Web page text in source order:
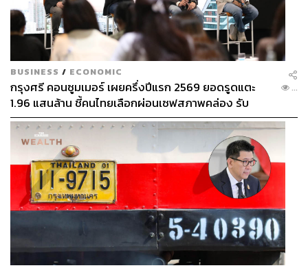
BUSINESS / ECONOMIC
กรุงศรี คอนซูมเมอร์ เผยครึ่งปีแรก 2569 ยอดรูดแตะ
1.96 แสนล้าน ชี้คนไทยเลือกผ่อนเซฟสภาพคล่อง รับ
เศรษฐกิจผันผวนฉุดผลประกอบการพลาดเป้า
...